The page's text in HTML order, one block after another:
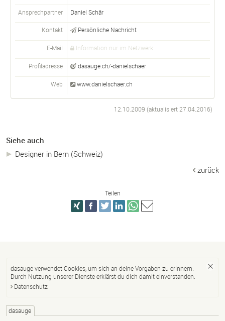
Ansprechpartner Daniel Schär
Kontakt Persönliche Nachricht
E-Mail Information nur im Netzwerk
Profiladresse dasauge.ch/-danielschaer
Web www.danielschaer.ch
12.10.2009 (aktualisiert 27.04.2016)
Siehe auch
Designer in Bern (Schweiz)
zurück
Teilen
dasauge verwendet Cookies, um sich an deine Vorgaben zu erinnern.
Durch Nutzung unserer Dienste erklärst du dich damit einverstanden.
Datenschutz
dasauge